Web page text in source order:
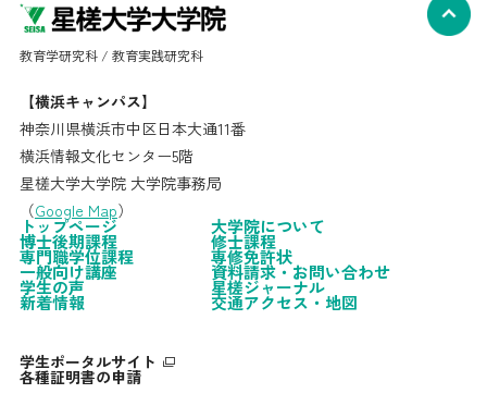
教育学研究科 / 教育実践研究科
【横浜キャンパス】
神奈川県横浜市中区日本大通11番
横浜情報文化センター5階
星槎大学大学院 大学院事務局
（Google Map）
トップページ 大学院について
博士後期課程 修士課程
専門職学位課程 専修免許状
一般向け講座 資料請求・お問い合わせ
学生の声 星槎ジャーナル
新着情報 交通アクセス・地図
学生ポータルサイト
各種証明書の申請